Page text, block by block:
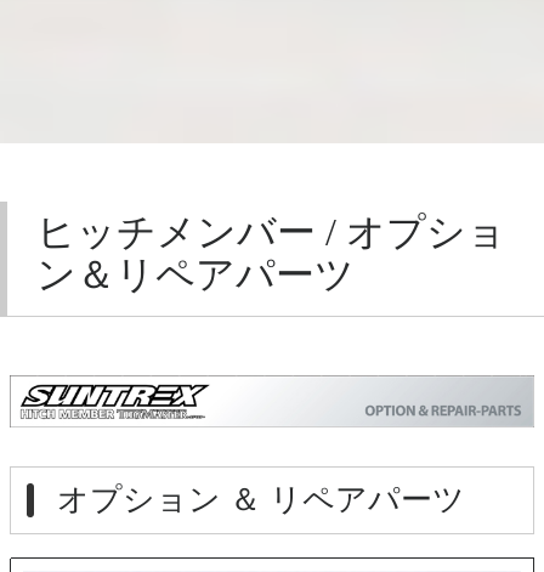
ヒッチメンバー / オプショ
ン＆リペアパーツ
オプション ＆ リペアパーツ